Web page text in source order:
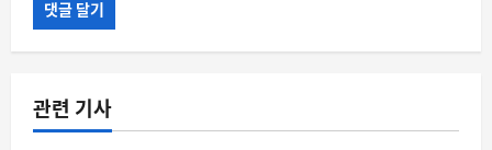
관련 기사